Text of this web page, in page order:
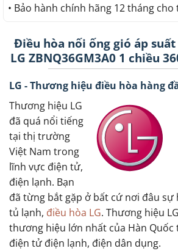
• Bảo hành chính hãng 12 tháng
Điều hòa nối ống gió áp
LG ZBNQ36GM3A0 1 chiều
LG - Thương hiệu điều hòa hàng
Thương hiệu LG
đã quá nổi tiếng
tại thị trường
Việt Nam trong
lĩnh vực điện tử,
điện lạnh. Bạn
đã từng bắt gặp ở bất cứ nơi đâu sự
tủ lạnh, điều hòa LG. Thương hiệu
thương hiệu lớn nhất của Hàn Quốc
điện tử điện lạnh, điện dân dụng.